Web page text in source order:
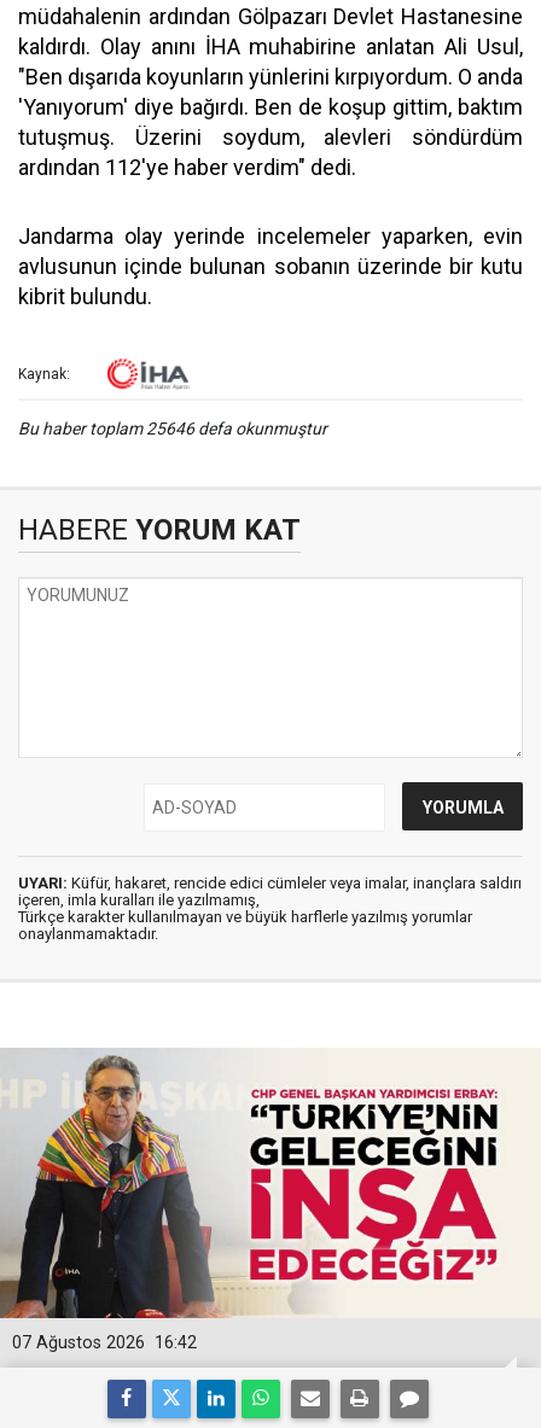
müdahalenin ardından Gölpazarı Devlet Hastanesine
kaldırdı. Olay anını İHA muhabirine anlatan Ali Usul,
"Ben dışarıda koyunların yünlerini kırpıyordum. O anda
'Yanıyorum' diye bağırdı. Ben de koşup gittim, baktım
tutuşmuş. Üzerini soydum, alevleri söndürdüm
ardından 112'ye haber verdim" dedi.
Jandarma olay yerinde incelemeler yaparken, evin
avlusunun içinde bulunan sobanın üzerinde bir kutu
kibrit bulundu.
Kaynak:
Bu haber toplam 25646 defa okunmuştur
HABERE YORUM KAT
UYARI: Küfür, hakaret, rencide edici cümleler veya imalar, inançlara saldırı
içeren, imla kuralları ile yazılmamış,
Türkçe karakter kullanılmayan ve büyük harflerle yazılmış yorumlar
onaylanmamaktadır.
16:42
07 Ağustos 2026